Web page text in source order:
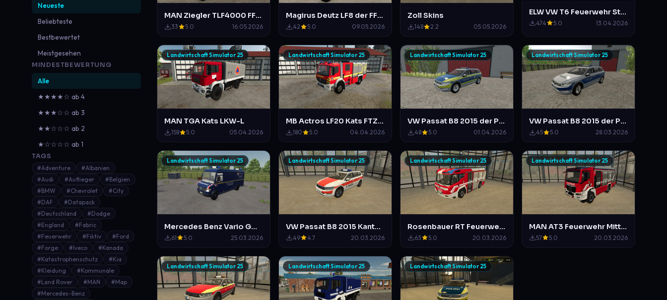
Neueste
Beliebteste
Bestbewertet
Meistgesehen
MINDESTBEWERTUNG
Alle
★★★★☆ ab 4
★★★☆☆ ab 3
★★☆☆☆ ab 2
★☆☆☆☆ ab 1
TAGS
#Adventure
#Albanien
#Audi
#Auflieger
#Belgien
#BMW
#Chevrolet
#City
#DAF
#Datapack
#Deutschland
#Dodge
#England
#Fabric
#Feuerwehr
#Fiktiv
#Ford
#Forge
#Iveco
#Kanada
#Katastrophenschutz
#Kia
#Kleidung
#Kommunale
#Land Rover
#MAN
#Map
#Mercedes-Benz
MAN Ziegler TLF4000 FFW Bad Salzdetfurth (Nicht Original)
33 5.0 16.05.2026
Magirus Deutz LF8 der FFW Bad Salzdetfurth (Mittlerweile a.D)
42 5.0 09.05.2026
Zoll Skins
148 2.2 05.05.2026
ELW VW T6 Feuerwehr Stadt-Mittelberg
474 5.0 13.04.2026
Landwirtschaft Simulator 25
MAN TGA Kats LKW-L
158 5.0 05.04.2026
Landwirtschaft Simulator 25
MB Actros LF20 Kats FTZ Mittelberg
180 5.0 04.04.2026
Landwirtschaft Simulator 25
VW Passat B8 2015 der Polizei NRW
48 5.0 01.04.2026
Landwirtschaft Simulator 25
VW Passat B8 2015 der Polizei Hamburg
45 5.0 28.03.2026
Landwirtschaft Simulator 25
Mercedes Benz Vario GW Enstörungsdienst Mittelberg-Waldstetten
61 5.0 25.03.2026
Landwirtschaft Simulator 25
VW Passat B8 2015 Kanton Polizei Zürich
49 4.7 20.03.2026
Landwirtschaft Simulator 25
Rosenbauer RT Feuerwehr Mittelberg (Im Darmstädter Design)
63 5.0 20.03.2026
Landwirtschaft Simulator 25
MAN AT3 Feuerwehr Mittelberg (Im Darmstädter Design)
57 5.0 20.03.2026
Landwirtschaft Simulator 25 Landwirtschaft Simulator 25 Landwirtschaft Simulator 25